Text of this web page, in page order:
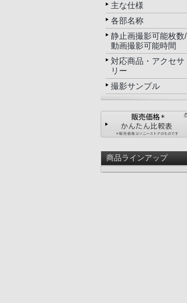
主な仕様
各部名称
静止画撮影可能枚数/
動画撮影可能時間
対応商品・アクセサ
リー
撮影サンプル
商品ラインアップ